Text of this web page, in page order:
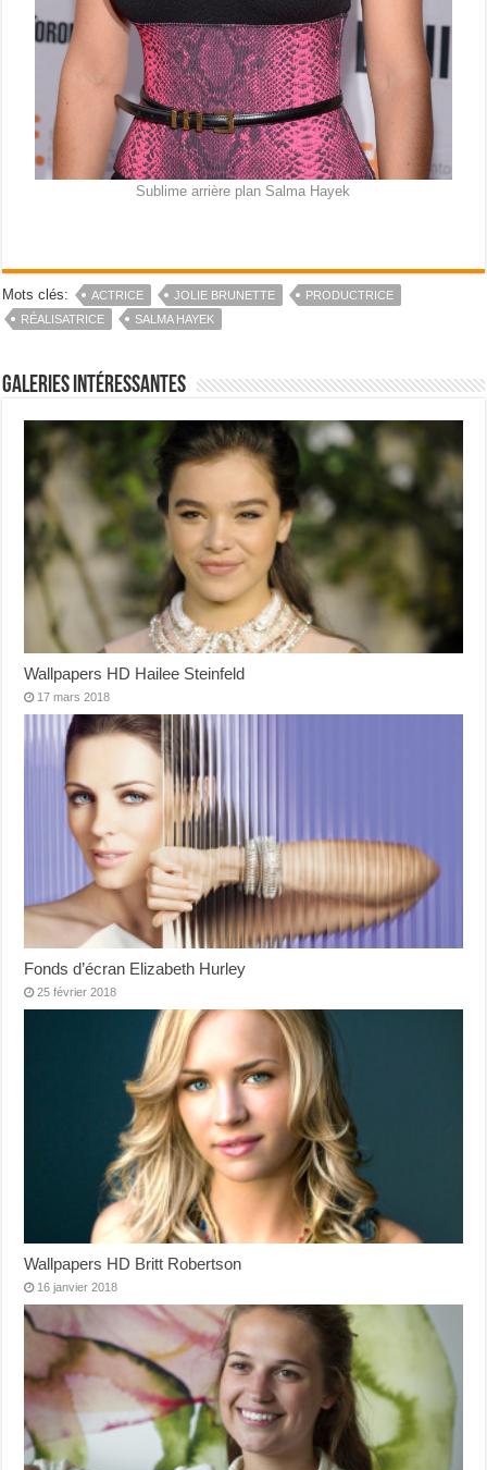
Sublime arrière plan Salma Hayek
Mots clés: ACTRICE JOLIE BRUNETTE
PRODUCTRICE
RÉALISATRICE
SALMA HAYEK
Galeries intéressantes
Wallpapers HD Hailee Steinfeld
17 mars 2018
Fonds d’écran Elizabeth Hurley
25 février 2018
Wallpapers HD Britt Robertson
16 janvier 2018